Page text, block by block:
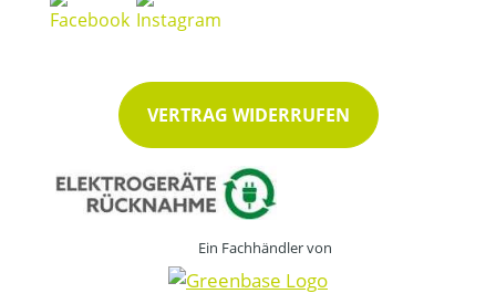
VERTRAG WIDERRUFEN
Ein Fachhändler von